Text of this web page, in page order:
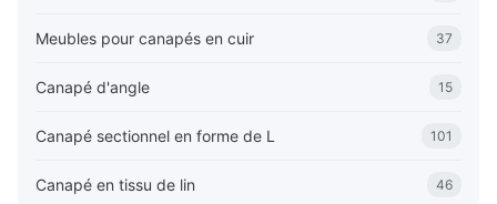
Meubles pour canapés en cuir 37
Canapé d'angle 15
Canapé sectionnel en forme de L 101
Canapé en tissu de lin 46